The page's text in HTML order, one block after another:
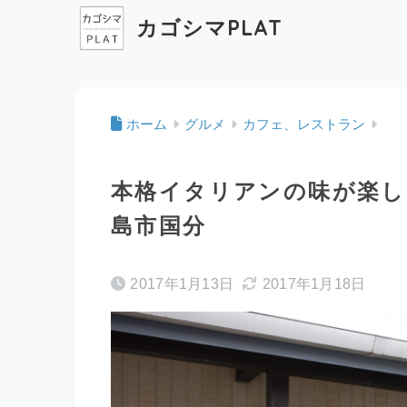
カゴシマPLAT
ホーム グルメ カフェ、レストラン
本格イタリアンの味が楽
島市国分
2017年1月13日 2017年1月18日